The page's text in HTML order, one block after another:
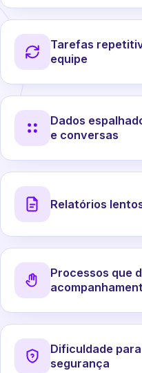
Tarefas
equipe
Dados
e conversas
Relatórios
Processos que
Dificuldade
segurança